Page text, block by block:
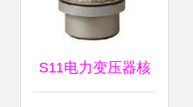
S11电力变压器核